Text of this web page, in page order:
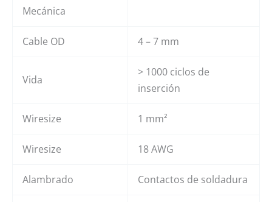
Mecánica
Cable OD 4 – 7 mm
Vida
> 1000 ciclos de
inserción
Wiresize 1 mm²
Wiresize 18 AWG
Alambrado Contactos de soldadura